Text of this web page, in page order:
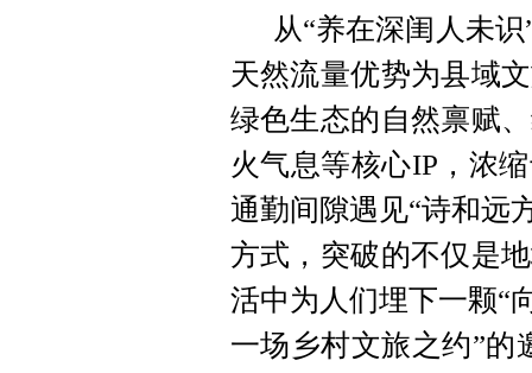
从“养在深闺人未
天然流量优势为县域
绿色生态的自然禀赋
火气息等核心IP，浓
通勤间隙遇见“诗和远
方式，突破的不仅是
活中为人们埋下一颗“
一场乡村文旅之约”的